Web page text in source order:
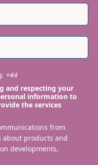
+44
and respecting your
information to
the services
from
about products and
developments,